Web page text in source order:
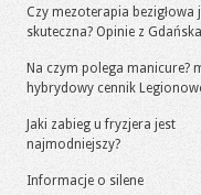
Czy mezoterapia bezigłowa
skuteczna? Opinie z Gdańska
Na czym polega manicure?
hybrydowy cennik
Jaki zabieg u fryzjera jest
najmodniejszy?
Informacje o silene